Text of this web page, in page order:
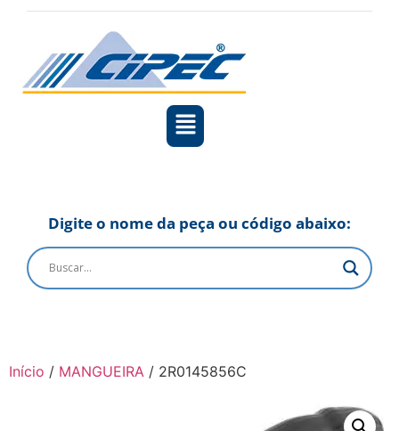
Digite o nome da peça ou código abaixo:
Início / MANGUEIRA / 2R0145856C